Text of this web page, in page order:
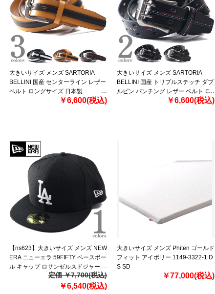
大きいサイズ メンズ SARTORIA
BELLINI 国産 センターライン レザー
ベルト ロングサイズ 日本製
￥6,600(税込)
大きいサイズ メンズ SARTORIA
BELLINI 国産 トリプルステッチ ダブ
ルピン パンチング レザー ベルト ロ
ングサイズ 日本製 0164595￥6,600(税込)
【ns623】大きいサイズ メンズ NEW
ERA ニューエラ 59FIFTY ベースボー
ル キャップ ロサンゼルスドジャース
DODGERS 帽子 USA直輸入
定価 ￥7,700(税込)
￥6,540(税込)
大きいサイズ メンズ Phiten ゴールド
フィット アイボリー 1149-3322-1 D
S SD
￥77,000(税込)